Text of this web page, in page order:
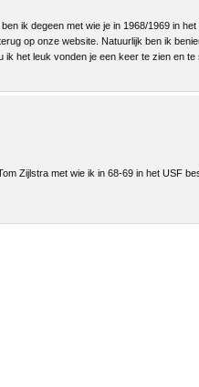
ik degeen met wie je in 1968/1969 in
op onze website. Natuurlijk ben ik
ik het leuk vonden je een keer te zien en
Zijlstra met wie ik in 68-69 in het USF